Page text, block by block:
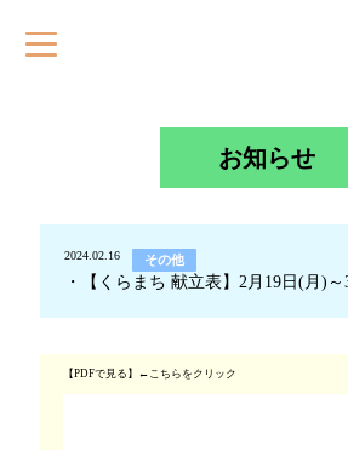
お知らせ
2024.02.16 その他
・【くらまち 献立表】2月19日(月)
【PDFで見る】←こちらをクリック